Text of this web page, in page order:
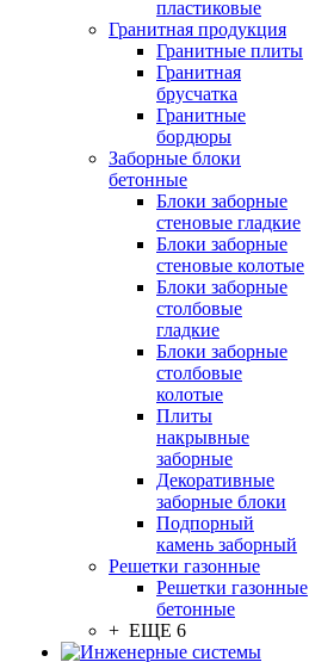
пластиковые
Гранитная продукция
Гранитные плиты
Гранитная
брусчатка
Гранитные
бордюры
Заборные блоки
бетонные
Блоки заборные
стеновые гладкие
Блоки заборные
стеновые колотые
Блоки заборные
столбовые
гладкие
Блоки заборные
столбовые
колотые
Плиты
накрывные
заборные
Декоративные
заборные блоки
Подпорный
камень заборный
Решетки газонные
Решетки газонные
бетонные
+ ЕЩЕ 6